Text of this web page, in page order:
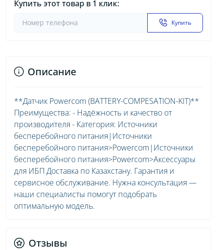
Купить этот товар в 1 клик:
Купить
Описание
**Датчик Powercom (BATTERY-COMPESATION-KIT)**
Преимущества: - Надёжность и качество от
производителя - Категория: Источники
бесперебойного питания|Источники
бесперебойного питания>Powercom|Источники
бесперебойного питания>Powercom>Аксессуары
для ИБП Доставка по Казахстану. Гарантия и
сервисное обслуживание. Нужна консультация —
наши специалисты помогут подобрать
оптимальную модель.
Отзывы